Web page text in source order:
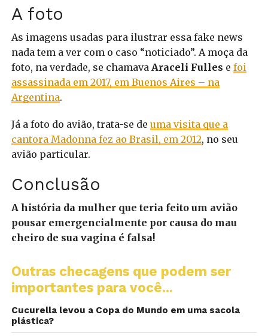
A foto
As imagens usadas para ilustrar essa fake news
nada tem a ver com o caso “noticiado”. A moça da
foto, na verdade, se chamava Araceli Fulles e foi
assassinada em 2017, em Buenos Aires – na
Argentina.
Já a foto do avião, trata-se de uma visita que a
cantora Madonna fez ao Brasil, em 2012, no seu
avião particular.
Conclusão
A história da mulher que teria feito um avião
pousar emergencialmente por causa do mau
cheiro de sua vagina é falsa!
Outras checagens que podem ser
importantes para você...
Cucurella levou a Copa do Mundo em uma sacola
plástica?